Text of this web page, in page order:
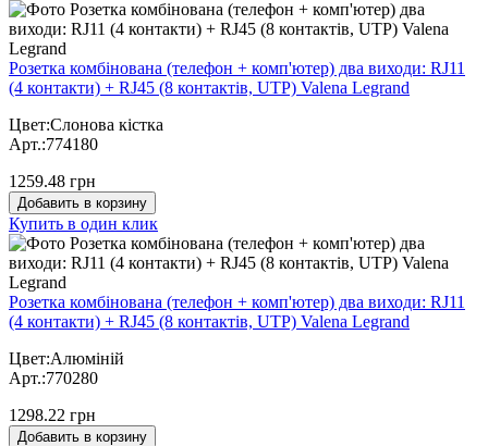
Розетка комбінована (телефон + комп'ютер) два виходи: RJ11
(4 контакти) + RJ45 (8 контактів, UTP) Valena Legrand
Цвет:Слонова кістка
Арт.:774180
1259.48 грн
Добавить в корзину
Купить в один клик
Розетка комбінована (телефон + комп'ютер) два виходи: RJ11
(4 контакти) + RJ45 (8 контактів, UTP) Valena Legrand
Цвет:Алюміній
Арт.:770280
1298.22 грн
Добавить в корзину